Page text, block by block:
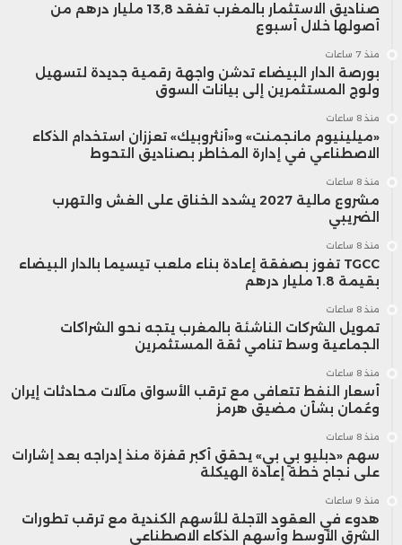
صناديق الاستثمار بالمغرب تفقد 13,8 مليار درهم من
أصولها خلال أسبوع
منذ 7 ساعات
بورصة الدار البيضاء تدشن واجهة رقمية جديدة لتسهيل
ولوج المستثمرين إلى بيانات السوق
منذ 8 ساعات
«ميلينيوم مانجمنت» و«أنثروبيك» تعززان استخدام الذكاء
الاصطناعي في إدارة المخاطر بصناديق التحوط
منذ 8 ساعات
مشروع مالية 2027 يشدد الخناق على الغش والتهرب
الضريبي
منذ 8 ساعات
TGCC تفوز بصفقة إعادة بناء ملعب تيسيما بالدار البيضاء
بقيمة 1.8 مليار درهم
منذ 8 ساعات
تمويل الشركات الناشئة بالمغرب يتجه نحو الشراكات
الجماعية وسط تنامي ثقة المستثمرين
منذ 8 ساعات
أسعار النفط تتعافى مع ترقب الأسواق مآلات محادثات إيران
وعُمان بشأن مضيق هرمز
منذ 8 ساعات
سهم «دبليو بي بي» يحقق أكبر قفزة منذ إدراجه بعد إشارات
على نجاح خطة إعادة الهيكلة
منذ 9 ساعات
هدوء في العقود الآجلة للأسهم الكندية مع ترقب تطورات
الشرق الأوسط وأسهم الذكاء الاصطناعي